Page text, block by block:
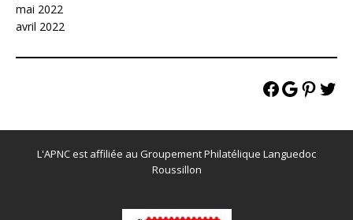
mai 2022
avril 2022
L'APNC est affiliée au Groupement Philatélique Languedoc
Roussillon